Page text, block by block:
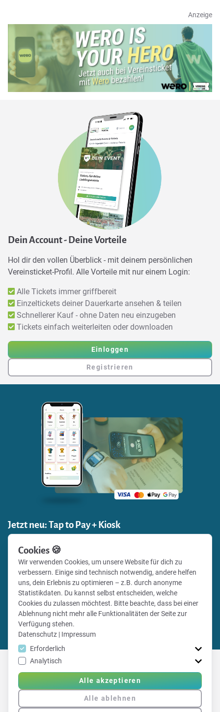
Anzeige
Dein Account - Deine Vorteile
Hol dir den vollen Überblick - mit deinem persönlichen
Vereinsticket-Profil. Alle Vorteile mit nur einem Login:
Alle Tickets immer griffbereit
Einzeltickets deiner Dauerkarte ansehen & teilen
Schnellerer Kauf - ohne Daten neu einzugeben
Tickets einfach weiterleiten oder downloaden
Einloggen
Registrieren
Jetzt neu: Tap to Pay + Kiosk
Nimm Zahlungen direkt über die VT Scan & Co App an und
das ohne zusätzliches Kartenlesegerät.
Produkte antippen, Karte oder Wallet ans Smartphone
halten, bezahlt. Ideal für Vereinsheim, Events und
Verkaufsstände. Frühstarter sparen ganze 40 %!
Alle Infos
Tap to Pay einrichten
Cookies 🍪
Wir verwenden Cookies, um unsere Website für dich zu
verbessern. Einige sind technisch notwendig, andere helfen
uns, dein Erlebnis zu optimieren – z.B. durch anonyme
Statistikdaten. Du kannst selbst entscheiden, welche
Cookies du zulassen möchtest. Bitte beachte, dass bei einer
Ablehnung nicht mehr alle Funktionalitäten der Seite zur
Verfügung stehen.
Datenschutz | Impressum
Erforderlich
Analytisch
Alle akzeptieren
Alle ablehnen
Erfahre hier mehr über Vereinsticket